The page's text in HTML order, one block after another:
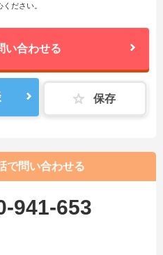
ださい。
い合わせる
保存
で問い合わせる
941-653